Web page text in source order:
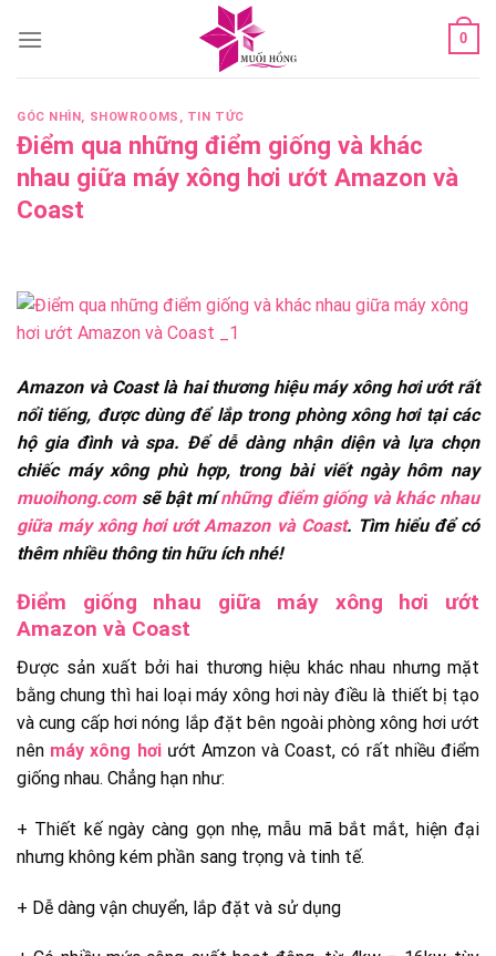
0
GÓC NHÌN, SHOWROOMS , TIN TỨC
Điểm qua những điểm giống và khác
nhau giữa máy xông hơi ướt Amazon và
Coast
Amazon và Coast là hai thương hiệu máy xông hơi ướt rất
nổi tiếng, được dùng để lắp trong phòng xông hơi tại các
hộ gia đình và spa. Để dễ dàng nhận diện và lựa chọn
chiếc máy xông phù hợp, trong bài viết ngày hôm nay
muoihong.comsẽ bật mínhững điểm giống và khác nhau
giữa máy xông hơi ướt Amazon và Coast. Tìm hiểu để có
thêm nhiều thông tin hữu ích nhé!
Điểm giống nhau giữa máy xông hơi ướt
Amazon và Coast
Được sản xuất bởi hai thương hiệu khác nhau nhưng mặt
bằng chung thì hai loại máy xông hơi này điều là thiết bị tạo
và cung cấp hơi nóng lắp đặt bên ngoài phòng xông hơi ướt
nên máy xông hơiướt Amzon và Coast, có rất nhiều điểm
giống nhau. Chẳng hạn như:
+ Thiết kế ngày càng gọn nhẹ, mẫu mã bắt mắt, hiện đại
nhưng không kém phần sang trọng và tinh tế.
+ Dễ dàng vận chuyển, lắp đặt và sử dụng